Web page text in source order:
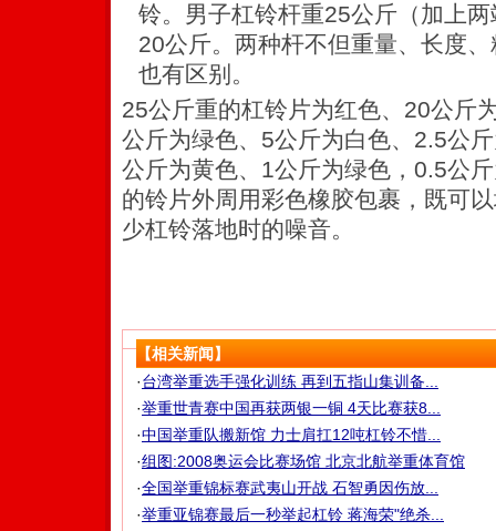
铃。男子杠铃杆重25公斤（加上
20公斤。两种杆不但重量、长度
也有区别。
25公斤重的杠铃片为红色、20公斤
公斤为绿色、5公斤为白色、2.5公
公斤为黄色、1公斤为绿色，0.5公
的铃片外周用彩色橡胶包裹，既可
少杠铃落地时的噪音。
【相关新闻】
·台湾举重选手强化训练 再到五指山集训备...
·举重世青赛中国再获两银一铜 4天比赛获8...
·中国举重队搬新馆 力士肩扛12吨杠铃不惜...
·组图:2008奥运会比赛场馆 北京北航举重体育馆
·全国举重锦标赛武夷山开战 石智勇因伤放...
·举重亚锦赛最后一秒举起杠铃 蒋海荣"绝杀...